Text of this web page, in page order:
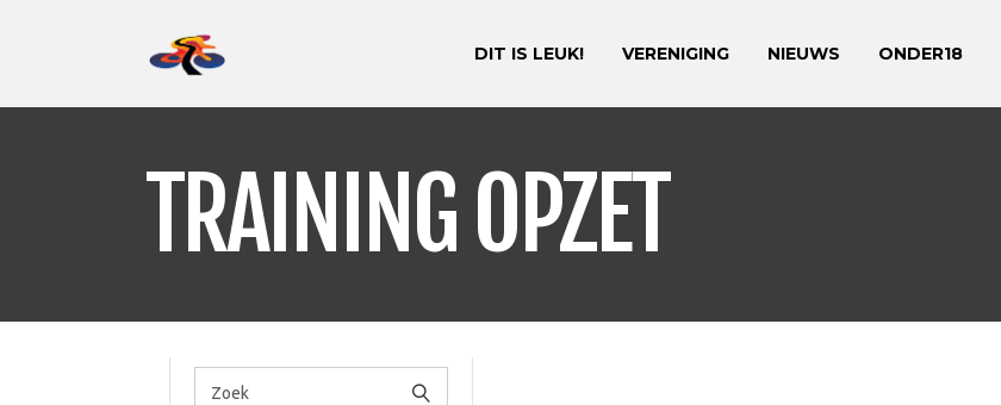
DIT IS LEUK! VERENIGING NIEUWS ONDER18
TRAINING OPZET